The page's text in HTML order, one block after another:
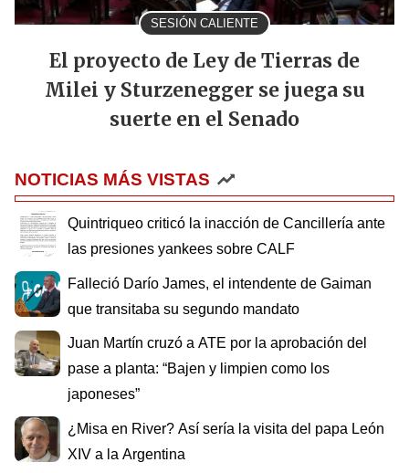
SESIÓN CALIENTE
El proyecto de Ley de Tierras de
Milei y Sturzenegger se juega su
suerte en el Senado
NOTICIAS MÁS VISTAS
Quintriqueo criticó la inacción de Cancillería ante
las presiones yankees sobre CALF
Falleció Darío James, el intendente de Gaiman
que transitaba su segundo mandato
Juan Martín cruzó a ATE por la aprobación del
pase a planta: “Bajen y limpien como los
japoneses”
¿Misa en River? Así sería la visita del papa León
XIV a la Argentina